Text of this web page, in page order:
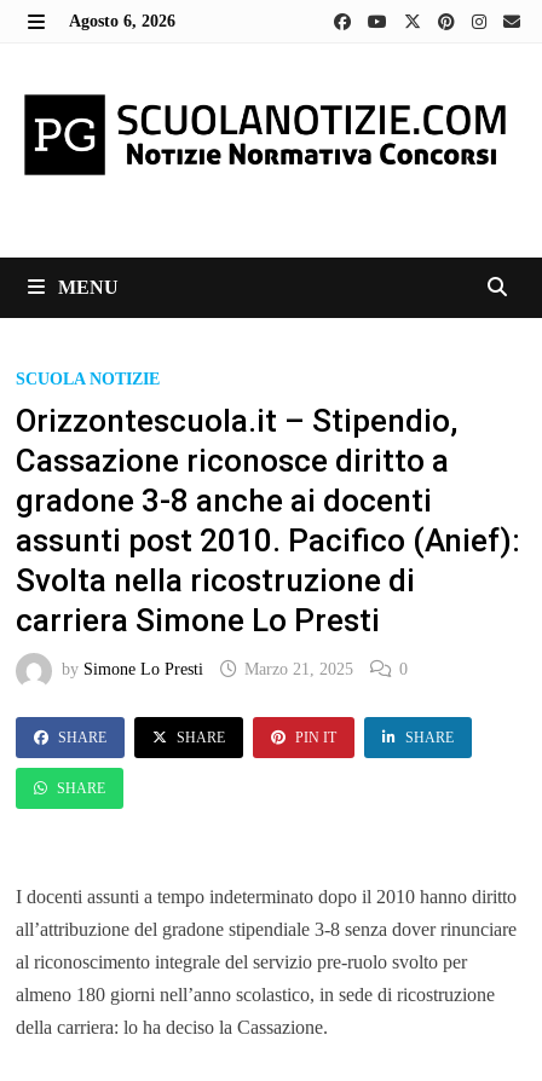
Skip
Agosto 6, 2026
MENU
SCUOLA NOTIZIE
Orizzontescuola.it – Stipendio,
Cassazione riconosce diritto a
gradone 3-8 anche ai docenti
assunti post 2010. Pacifico (Anief):
Svolta nella ricostruzione di
carriera Simone Lo Presti
by Simone Lo Presti Marzo 21, 2025 0
SHARE SHARE PIN IT SHARE
SHARE
I docenti assunti a tempo indeterminato dopo il 2010 hanno diritto
all’attribuzione del gradone stipendiale 3-8 senza dover rinunciare
al riconoscimento integrale del servizio pre-ruolo svolto per
almeno 180 giorni nell’anno scolastico, in sede di ricostruzione
della carriera: lo ha deciso la Cassazione.